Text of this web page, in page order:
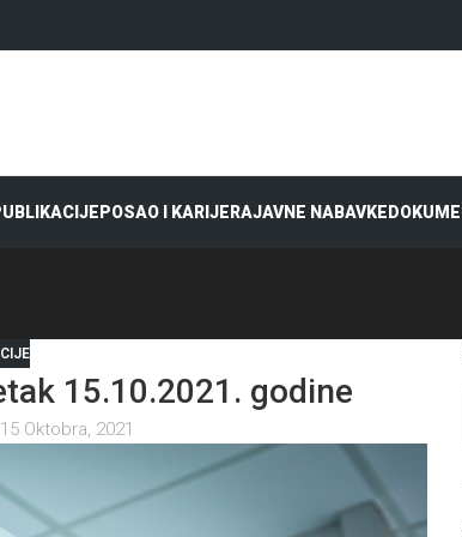
POSAO I KARIJERAJAVNE NABAVKE
15.10.2021. godine
Oktobra, 2021